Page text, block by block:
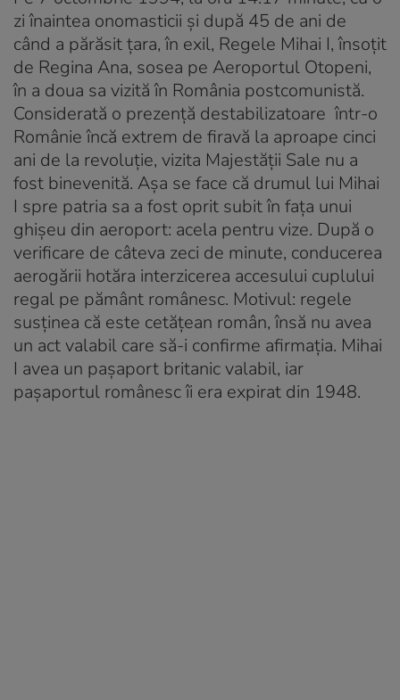
zi înaintea onomasticii și după 45 de ani de
când a părăsit țara, în exil, Regele Mihai I, însoțit
de Regina Ana, sosea pe Aeroportul Otopeni,
în a doua sa vizită în România postcomunistă.
Considerată o prezență destabilizatoare într-o
Românie încă extrem de firavă la aproape cinci
ani de la revoluție, vizita Majestății Sale nu a
fost binevenită. Așa se face că drumul lui Mihai
I spre patria sa a fost oprit subit în fața unui
ghișeu din aeroport: acela pentru vize. După o
verificare de câteva zeci de minute, conducerea
aerogării hotăra interzicerea accesului cuplului
regal pe pământ românesc. Motivul: regele
susținea că este cetățean român, însă nu avea
un act valabil care să-i confirme afirmația. Mihai
I avea un pașaport britanic valabil, iar
pașaportul românesc îi era expirat din 1948.